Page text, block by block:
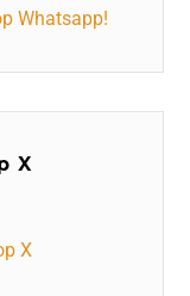
Whatsapp!
X
X